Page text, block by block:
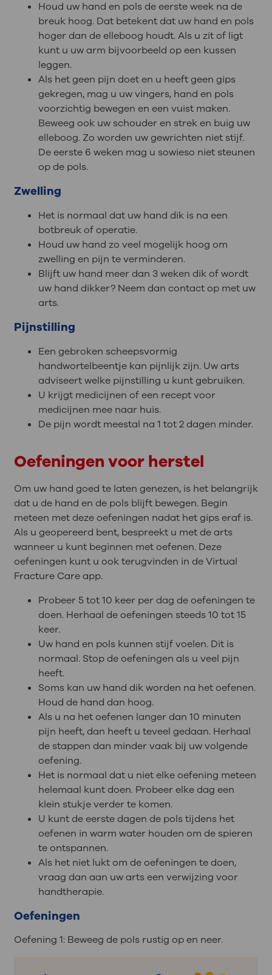
Houd uw hand en pols de eerste week na de
breuk hoog. Dat betekent dat uw hand en pols
hoger dan de elleboog houdt. Als u zit of ligt
kunt u uw arm bijvoorbeeld op een kussen
leggen.
Als het geen pijn doet en u heeft geen gips
gekregen, mag u uw vingers, hand en pols
voorzichtig bewegen en een vuist maken.
Beweeg ook uw schouder en strek en buig uw
elleboog. Zo worden uw gewrichten niet stijf.
De eerste 6 weken mag u sowieso niet steunen
op de pols.
Zwelling
Het is normaal dat uw hand dik is na een
botbreuk of operatie.
Houd uw hand zo veel mogelijk hoog om
zwelling en pijn te verminderen.
Blijft uw hand meer dan 3 weken dik of wordt
uw hand dikker? Neem dan contact op met uw
arts.
Pijnstilling
Een gebroken scheepsvormig
handwortelbeentje kan pijnlijk zijn. Uw arts
adviseert welke pijnstilling u kunt gebruiken.
U krijgt medicijnen of een recept voor
medicijnen mee naar huis.
De pijn wordt meestal na 1 tot 2 dagen minder.
Oefeningen voor herstel
Om uw hand goed te laten genezen, is het belangrijk
dat u de hand en de pols blijft bewegen. Begin
meteen met deze oefeningen nadat het gips eraf is.
Als u geopereerd bent, bespreekt u met de arts
wanneer u kunt beginnen met oefenen. Deze
oefeningen kunt u ook terugvinden in de Virtual
Fracture Care app.
Probeer 5 tot 10 keer per dag de oefeningen te
doen. Herhaal de oefeningen steeds 10 tot 15
keer.
Uw hand en pols kunnen stijf voelen. Dit is
normaal. Stop de oefeningen als u veel pijn
heeft.
Soms kan uw hand dik worden na het oefenen.
Houd de hand dan hoog.
Als u na het oefenen langer dan 10 minuten
pijn heeft, dan heeft u teveel gedaan. Herhaal
de stappen dan minder vaak bij uw volgende
oefening.
Het is normaal dat u niet elke oefening meteen
helemaal kunt doen. Probeer elke dag een
klein stukje verder te komen.
U kunt de eerste dagen de pols tijdens het
oefenen in warm water houden om de spieren
te ontspannen.
Als het niet lukt om de oefeningen te doen,
vraag dan aan uw arts een verwijzing voor
handtherapie.
Oefeningen
Oefening 1: Beweeg de pols rustig op en neer.